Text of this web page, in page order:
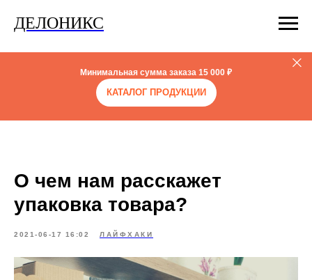
ДЕЛОНИКС
Минимальная сумма заказа 15 000 ₽
КАТАЛОГ ПРОДУКЦИИ
О чем нам расскажет
упаковка товара?
2021-06-17 16:02 ЛАЙФХАКИ